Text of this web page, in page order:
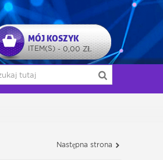
MÓJ KOSZYK
ITEM(S) - 0,00 ZŁ
Następna strona